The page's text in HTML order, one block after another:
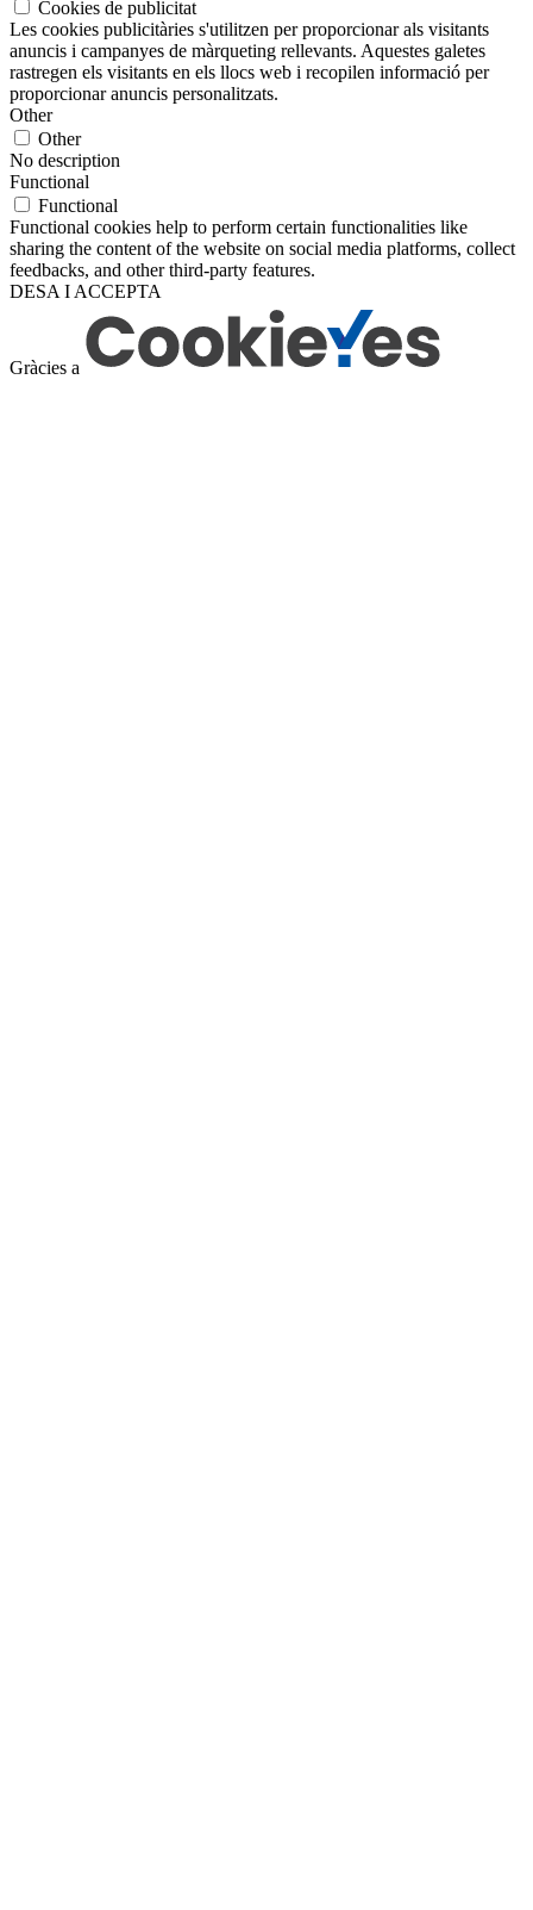
Cookies de publicitat
Les cookies publicitàries s'utilitzen per proporcionar als visitants
anuncis i campanyes de màrqueting rellevants. Aquestes galetes
rastregen els visitants en els llocs web i recopilen informació per
proporcionar anuncis personalitzats.
Other
Other
No description
Functional
Functional
Functional cookies help to perform certain functionalities like
sharing the content of the website on social media platforms, collect
feedbacks, and other third-party features.
DESA I ACCEPTA
Gràcies a